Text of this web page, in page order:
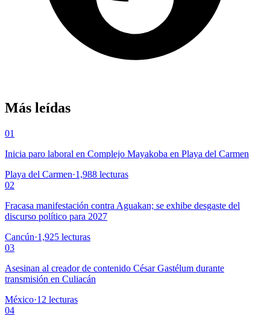
Más leídas
01
Inicia paro laboral en Complejo Mayakoba en Playa del Carmen
Playa del Carmen·1,988 lecturas
02
Fracasa manifestación contra Aguakan; se exhibe desgaste del
discurso político para 2027
Cancún·1,925 lecturas
03
Asesinan al creador de contenido César Gastélum durante
transmisión en Culiacán
México·12 lecturas
04